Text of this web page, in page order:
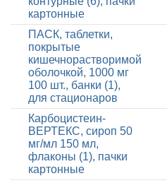
картонные
ПАСК, таблетки,
покрытые
кишечнорастворимой
оболочкой, 1000 мг
100 шт., банки (1),
для стационаров
Карбоцистеин-
ВЕРТЕКС, сироп 50
мг/мл 150 мл,
флаконы (1), пачки
картонные